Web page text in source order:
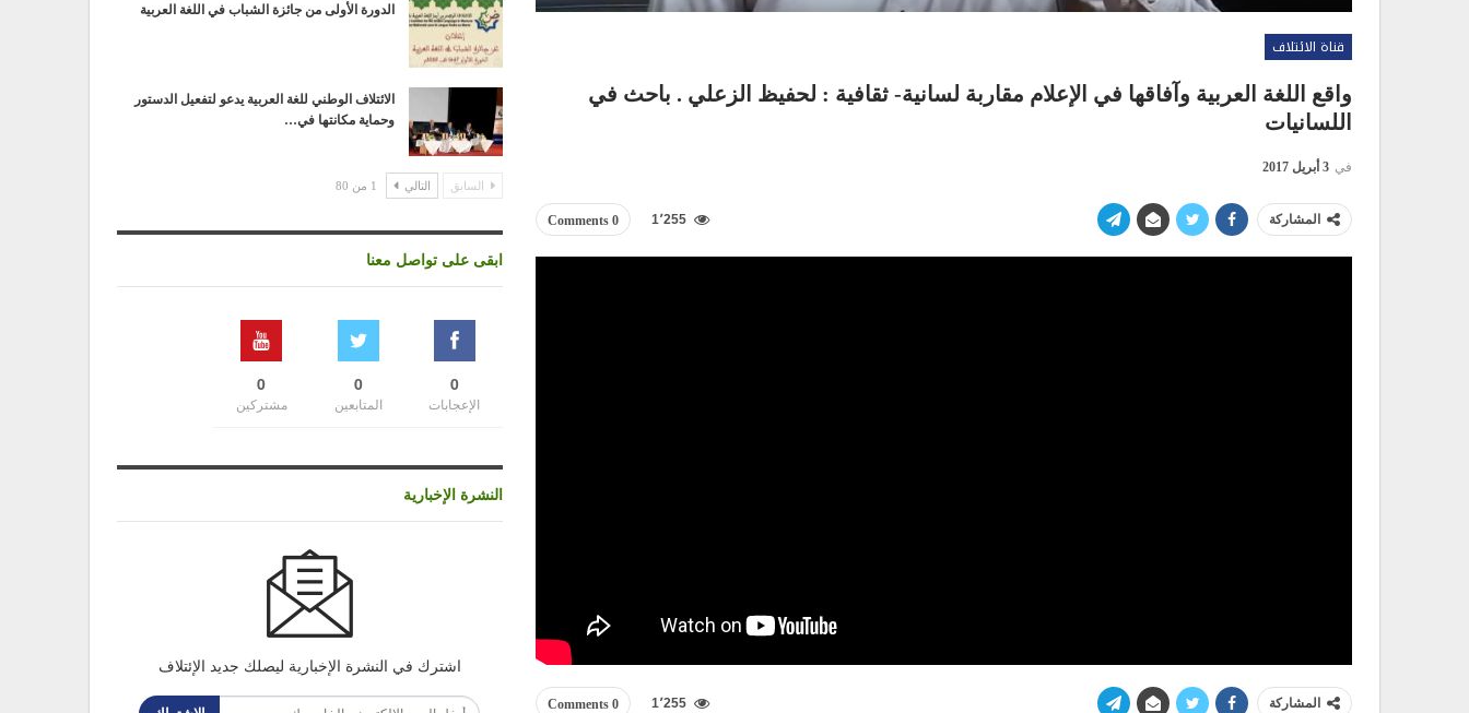
قناة الائتلاف
واقع اللغة العربية وآفاقها في الإعلام مقاربة لسانية- ثقافية : لحفيظ الزعلي . باحث في
اللسانيات
في 3 أبريل 2017
المشاركة 0 Comments 1٬255
المشاركة 0 Comments 1٬255
الدورة الأولى من جائزة الشباب في اللغة العربية
الائتلاف الوطني للغة العربية يدعو لتفعيل الدستور
وحماية مكانتها في…
السابق التالي 1 من 80
ابقى على تواصل معنا
0
الإعجابات
0
المتابعين
0
مشتركين
النشرة الإخبارية
اشترك في النشرة الإخبارية ليصلك جديد الإئتلاف